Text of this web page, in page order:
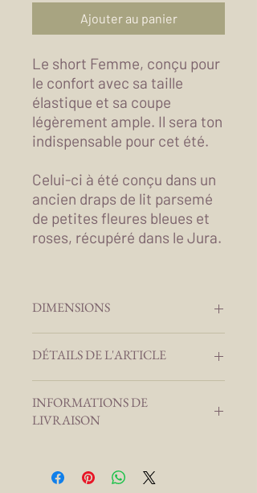
Ajouter au panier
Le short Femme, conçu pour
le confort avec sa taille
élastique et sa coupe
légèrement ample. Il sera ton
indispensable pour cet été.
Celui-ci à été conçu dans un
ancien draps de lit parsemé
de petites fleures bleues et
roses, récupéré dans le Jura.
DIMENSIONS
Tour de Hanches :
DÉTAILS DE L'ARTICLE
Fil : 100% Polyester
INFORMATIONS DE
LIVRAISON
Entre 5 et 10 jours ouvrés
Livraison Gratuite dès 200€